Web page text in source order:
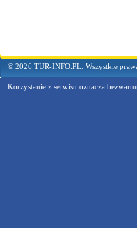
© 2026 TUR-INFO.PL. Wszystkie
Korzystanie z serwisu oznacza